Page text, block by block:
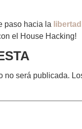
paso hacia la
el House Hacking!
no será publicada.